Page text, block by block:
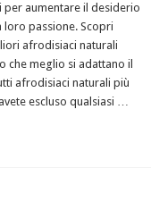
aumentare il desiderio
loro passione. Scopri
afrodisiaci naturali
che meglio si adattano il
afrodisiaci naturali più
escluso qualsiasi …